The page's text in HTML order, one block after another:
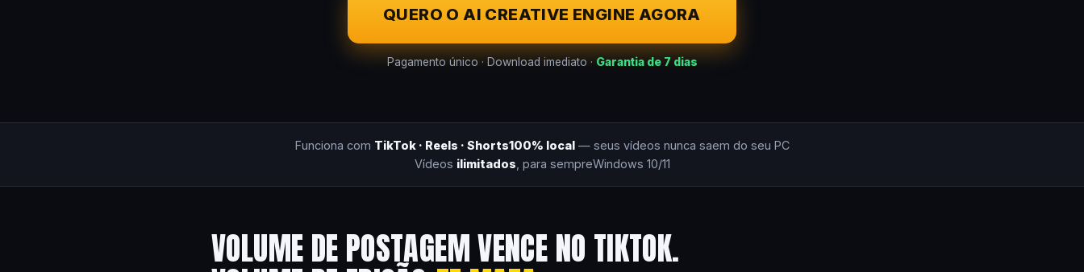
QUERO O AI CREATIVE ENGINE AGORA
Pagamento único · Download imediato · Garantia de 7 dias
Funciona com TikTok · Reels · Shorts100% local— seus vídeos nunca saem do seu PC
Vídeos ilimitados , para sempreWindows 10/11
VOLUME DE POSTAGEM VENCE NO TIKTOK.